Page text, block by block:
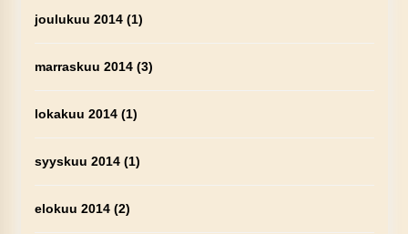
joulukuu 2014(1)
marraskuu 2014(3)
lokakuu 2014(1)
syyskuu 2014(1)
elokuu 2014(2)